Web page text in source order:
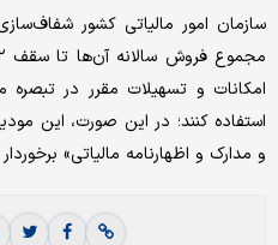
استفاده کنند؛ در این صورت، این
و مدارک و اظهارنامه مالیاتی»